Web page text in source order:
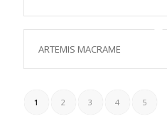
ARTEMIS MACRAME
1 2 3 4 5